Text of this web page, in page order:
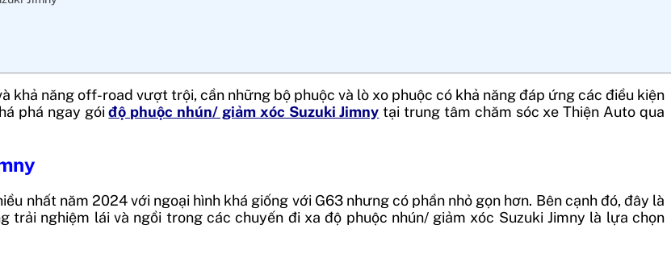
khả năng off-road vượt trội, cần những bộ phuộc và lò xo phuộc có khả năng đáp ứng các điều kiện
phá ngay góiđộ phuộc nhún/ giảm xóc Suzuki Jimny tại trung tâm chăm sóc xe Thiện Auto qua
nhất năm 2024 với ngoại hình khá giống với G63 nhưng có phần nhỏ gọn hơn. Bên cạnh đó, đây là
nghiệm lái và ngồi trong các chuyến đi xa độ phuộc nhún/ giảm xóc Suzuki Jimny là lựa chọn